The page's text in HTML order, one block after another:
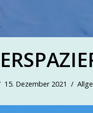
15. Dezember 2021